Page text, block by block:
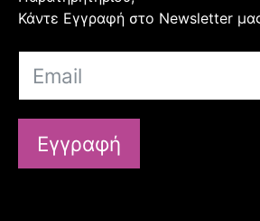
Κάντε Εγγραφή στο Newsletter
Εγγραφή